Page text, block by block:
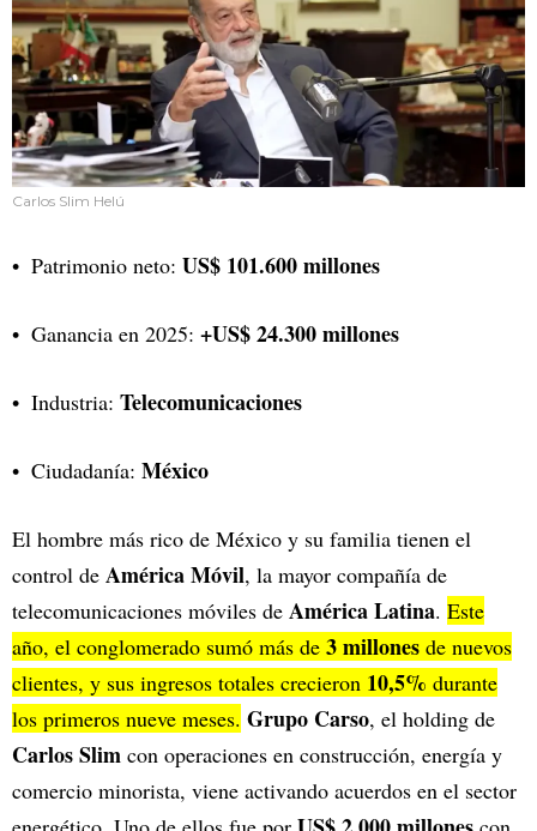
Carlos Slim Helú
Patrimonio neto: US$ 101.600 millones
Ganancia en 2025: +US$ 24.300 millones
Industria: Telecomunicaciones
Ciudadanía: México
El hombre más rico de México y su familia tienen el
control de América Móvil, la mayor compañía de
telecomunicaciones móviles de América Latina. Este
año, el conglomerado sumó más de 3 millones de nuevos
clientes, y sus ingresos totales crecieron 10,5% durante
los primeros nueve meses. Grupo Carso, el holding de
Carlos Slim con operaciones en construcción, energía y
comercio minorista, viene activando acuerdos en el sector